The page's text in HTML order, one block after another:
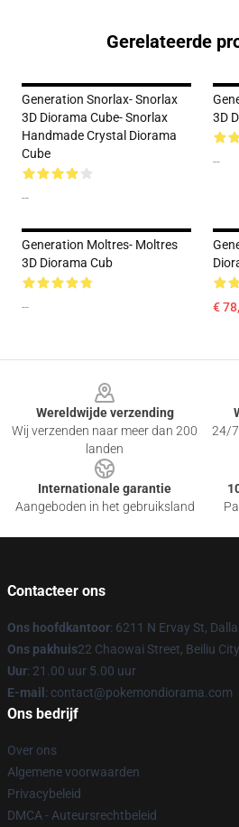
Gerelateerde
Generation Snorlax- Snorlax
3D Diorama Cube- Snorlax
Handmade Crystal Diorama
Cube
--
3D
--
Generation Moltres- Moltres
3D Diorama Cub
-- €
Wereldwijde verzending
Wij verzenden naar meer dan 200
landen
24/
Internationale garantie
Aangeboden in het gebruiksland
Contacteer ons
Ons hoofdkantoor: 6211 N Ervay St,
Ons pakhuis22 Chaowai Street, Beiliu
Uur: 21.00 uur 5.00 uur
E-mail : contact@pokemondiorama.com
Ons bedrijf
Over ons
Algemene voorwaarden
Privacybeleid
DMCA - Auteursrechtbeleid